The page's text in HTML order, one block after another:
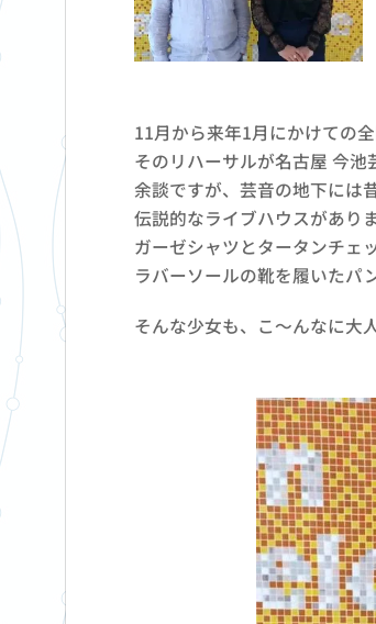
11月から来年1月にかけての
そのリハーサルが名古屋 今池
余談ですが、芸音の地下には昔
伝説的なライブハウスがあり
ガーゼシャツとタータンチェ
ラバーソールの靴を履いたパ
そんな少女も、こ〜んなに大